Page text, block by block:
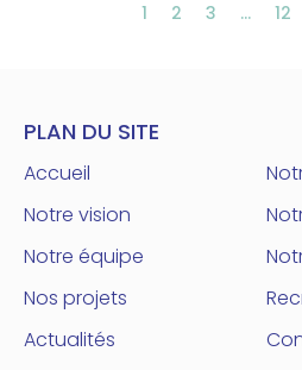
1 2 3 … 12
PLAN DU SITE
Accueil
Notre vision
Notre équipe
Nos projets
Actualités